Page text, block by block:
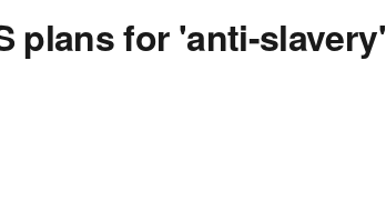
plans for 'anti-slavery'